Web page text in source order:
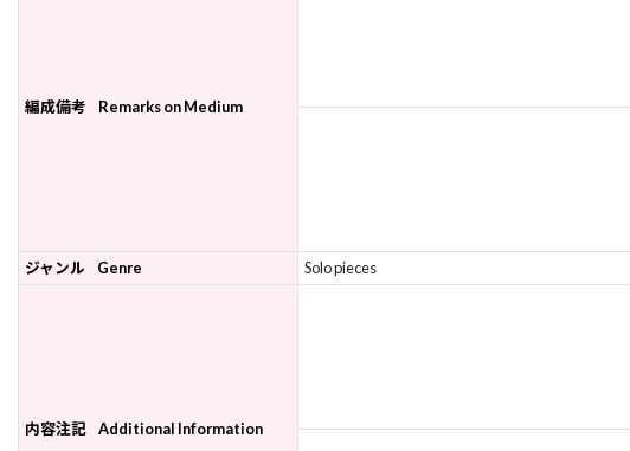
編成備考 Remarks on Medium
ジャンル Genre Solo pieces
内容注記 Additional Information